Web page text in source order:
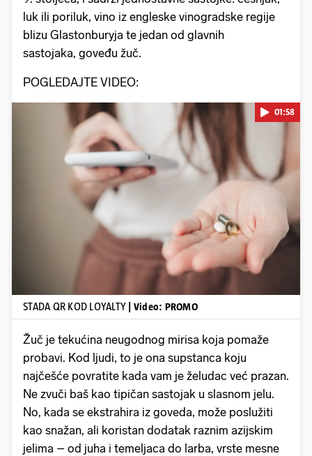
luk ili poriluk, vino iz engleske vinogradske regije
blizu Glastonburyja te jedan od glavnih
sastojaka, goveđu žuč.
POGLEDAJTE VIDEO:
01:58
STADA QR KOD LOYALTY | Video: PROMO
Žuč je tekućina neugodnog mirisa koja pomaže
probavi. Kod ljudi, to je ona supstanca koju
najčešće povratite kada vam je želudac već prazan.
Ne zvuči baš kao tipičan sastojak u slasnom jelu.
No, kada se ekstrahira iz goveda, može poslužiti
kao snažan, ali koristan dodatak raznim azijskim
jelima – od juha i temeljaca do larba, vrste mesne